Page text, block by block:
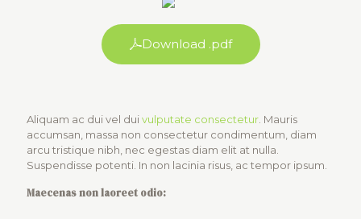
Download .pdf
Aliquam ac dui vel duivulputate consectetur . Mauris
accumsan, massa non consectetur condimentum, diam
arcu tristique nibh, nec egestas diam elit at nulla.
Suspendisse potenti. In non lacinia risus, ac tempor ipsum.
Maecenas non laoreet odio: